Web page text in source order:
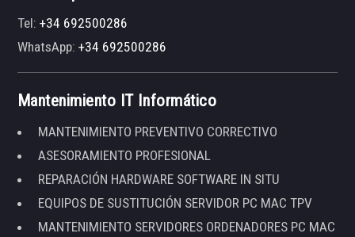
Tel:+34 692500286
WhatsApp:+34 692500286
Mantenimiento IT Informático
MANTENIMIENTO PREVENTIVO CORRECTIVO
ASESORAMIENTO PROFESIONAL
REPARACIÓN HARDWARE SOFTWARE IN SITU
EQUIPOS DE SUSTITUCIÓN SERVIDOR PC MAC TPV
MANTENIMIENTO SERVIDORES ORDENADORES PC MAC